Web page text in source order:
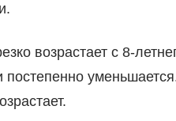
возрастает с 8-
постепенно